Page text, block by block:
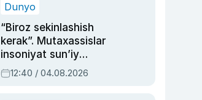
Dunyo
“Biroz sekinlashish
kerak”. Mutaxassislar
insoniyat sun’iy
intellektni boshqara
olmay qolishidan xavotir
12:40 / 04.08.2026